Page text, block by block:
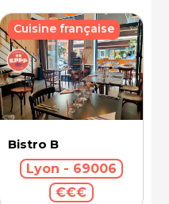
Bistro B
Lyon - 69006
€€€
Cuisine française